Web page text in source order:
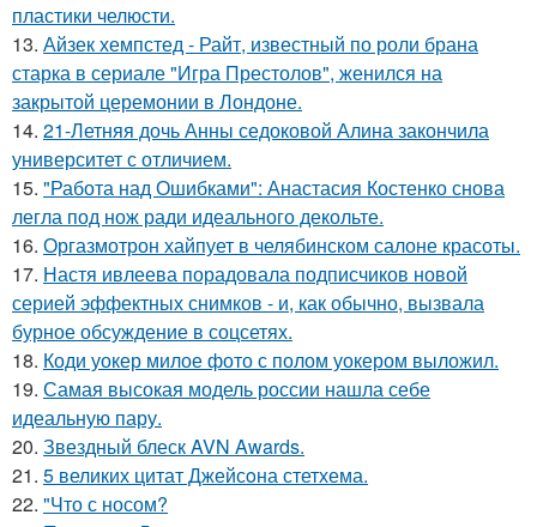
пластики челюсти.
13. Айзек хемпстед - Райт, известный по роли брана
старка в сериале "Игра Престолов", женился на
закрытой церемонии в Лондоне.
14. 21-Летняя дочь Анны седоковой Алина закончила
университет с отличием.
15. "Работа над Ошибками": Анастасия Костенко снова
легла под нож ради идеального декольте.
16. Оргазмотрон хайпует в челябинском салоне красоты.
17. Настя ивлеева порадовала подписчиков новой
серией эффектных снимков - и, как обычно, вызвала
бурное обсуждение в соцсетях.
18. Коди уокер милое фото с полом уокером выложил.
19. Самая высокая модель россии нашла себе
идеальную пару.
20. Звездный блеск AVN Awards.
21. 5 великих цитат Джейсoна стетхема.
22. "Что с носом?